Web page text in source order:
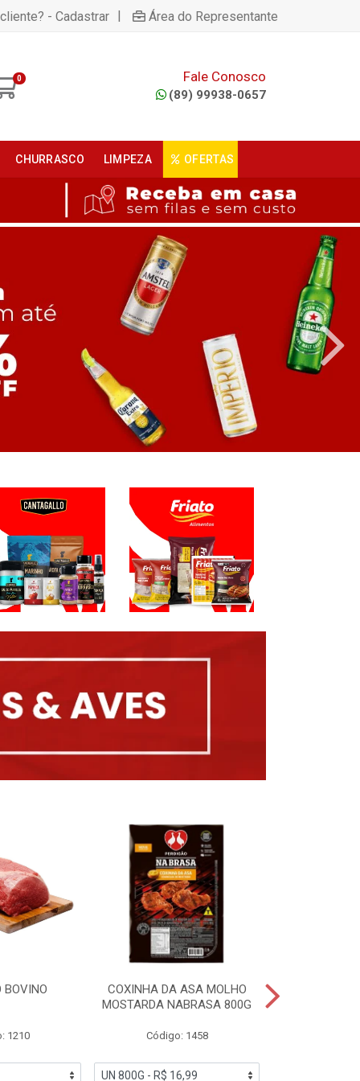
- Cadastrar | Área do Representante
0 Fale Conosco
(89) 99938-0657
CHURRASCO LIMPEZA OFERTAS
BOVINO
1210
COXINHA DA ASA MOLHO
MOSTARDA NABRASA 800G
Código: 1458